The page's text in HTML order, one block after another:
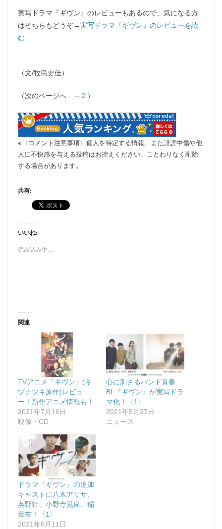
実写ドラマ『ギヴン』のレビューもあるので、気になる方
はそちらもどうぞ→実写ドラマ『ギヴン』のレビューを読
む
（文/牧島史佳）
（次のページへ →２ ）
※〈コメント注意事項〉個人を特定する情報、また誹謗中傷や他
人に不快感を与える投稿はお控えください。ことわりなく削除
する場合があります。
共有:
いいね:
読み込み中…
関連
TVアニメ『ギヴン』(キ
ヅナツキ原作)レビュ
ー！新作アニメ情報も！
2021年7月16日
映像・CD
心に刺さるバンド青春
BL『ギヴン』が実写ドラ
マ化！〈1〉
2021年5月27日
ニュース
ドラマ『ギヴン』の追加
キャストに八木アリサ、
奥野壮、小野寺晃良、稲
葉友！〈1〉
2021年6月11日